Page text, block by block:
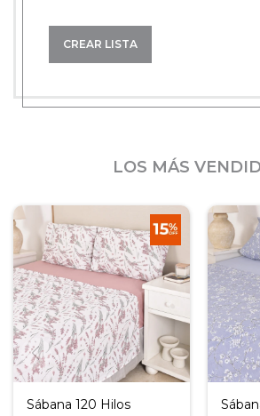
CREAR LISTA
LOS MÁS
Sábana 120 Hilos